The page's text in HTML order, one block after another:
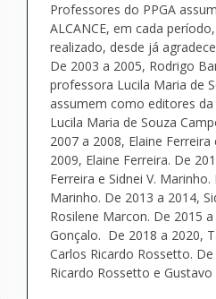
Professores do PPGA
ALCANCE, em cada
realizado, desde já
De 2003 a 2005, Rodrigo
professora Lucila Maria de
assumem como editores da
Lucila Maria de Souza
2007 a 2008, Elaine
2009, Elaine Ferreira. De
Ferreira e Sidnei V. Marinho.
Marinho. De 2013 a 2014,
Rosilene Marcon. De 2015
Gonçalo. De 2018 a 2020,
Carlos Ricardo Rossetto.
Ricardo Rossetto e Gustavo